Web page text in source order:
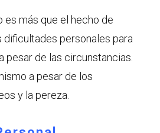
es más que el hecho de
dificultades personales para
pesar de las circunstancias.
a pesar de los
y la pereza.